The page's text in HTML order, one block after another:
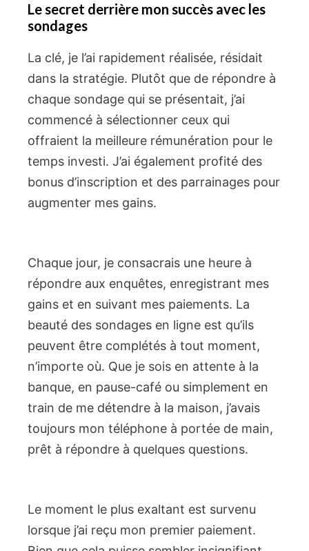
Le secret derrière mon succès avec les
sondages
La clé, je l’ai rapidement réalisée, résidait
dans la stratégie. Plutôt que de répondre à
chaque sondage qui se présentait, j’ai
commencé à sélectionner ceux qui
offraient la meilleure rémunération pour le
temps investi. J’ai également profité des
bonus d’inscription et des parrainages pour
augmenter mes gains.
Chaque jour, je consacrais une heure à
répondre aux enquêtes, enregistrant mes
gains et en suivant mes paiements. La
beauté des sondages en ligne est qu’ils
peuvent être complétés à tout moment,
n’importe où. Que je sois en attente à la
banque, en pause-café ou simplement en
train de me détendre à la maison, j’avais
toujours mon téléphone à portée de main,
prêt à répondre à quelques questions.
Le moment le plus exaltant est survenu
lorsque j’ai reçu mon premier paiement.